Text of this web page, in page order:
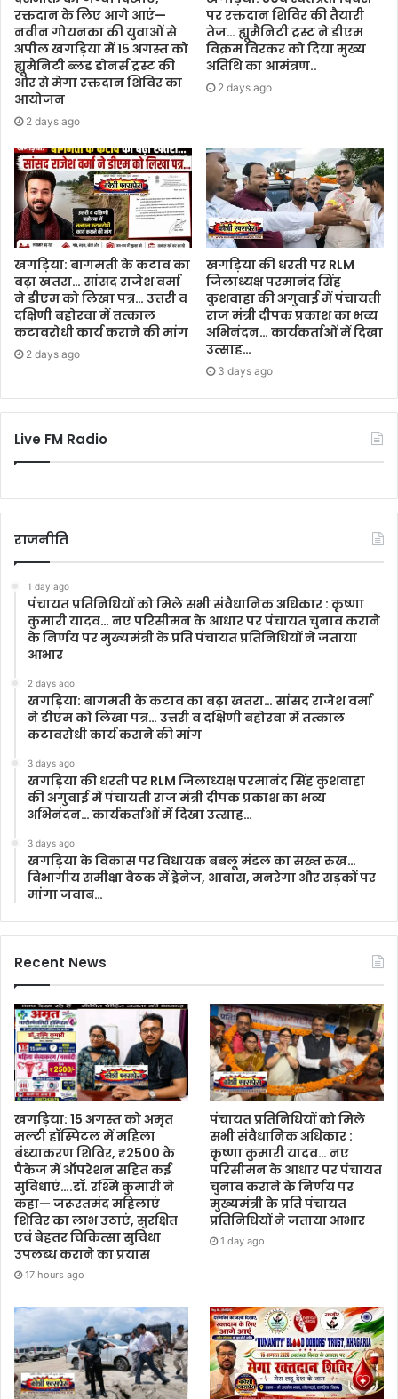
रक्तदान के लिए आगे आएं—
नवीन गोयनका की युवाओं से
अपील खगड़िया में 15 अगस्त को
ह्यूमैनिटी ब्लड डोनर्स ट्रस्ट की
ओर से मेगा रक्तदान शिविर का
आयोजन
2 days ago
पर रक्तदान शिविर की तैयारी
तेज… ह्यूमैनिटी ट्रस्ट ने डीएम
विक्रम विरकर को दिया मुख्य
अतिथि का आमंत्रण..
2 days ago
खगड़िया: बागमती के कटाव का
बढ़ा खतरा… सांसद राजेश वर्मा
ने डीएम को लिखा पत्र… उत्तरी व
दक्षिणी बहोरवा में तत्काल
कटावरोधी कार्य कराने की मांग
2 days ago
खगड़िया की धरती पर RLM
जिलाध्यक्ष परमानंद सिंह
कुशवाहा की अगुवाई में पंचायती
राज मंत्री दीपक प्रकाश का भव्य
अभिनंदन… कार्यकर्ताओं में दिखा
उत्साह…
3 days ago
Live FM Radio
राजनीति
1 day ago
पंचायत प्रतिनिधियों को मिले सभी संवैधानिक अधिकार : कृष्णा
कुमारी यादव… नए परिसीमन के आधार पर पंचायत चुनाव कराने
के निर्णय पर मुख्यमंत्री के प्रति पंचायत प्रतिनिधियों ने जताया
आभार
2 days ago
खगड़िया: बागमती के कटाव का बढ़ा खतरा… सांसद राजेश वर्मा
ने डीएम को लिखा पत्र… उत्तरी व दक्षिणी बहोरवा में तत्काल
कटावरोधी कार्य कराने की मांग
3 days ago
खगड़िया की धरती पर RLM जिलाध्यक्ष परमानंद सिंह कुशवाहा
की अगुवाई में पंचायती राज मंत्री दीपक प्रकाश का भव्य
अभिनंदन… कार्यकर्ताओं में दिखा उत्साह…
3 days ago
खगड़िया के विकास पर विधायक बबलू मंडल का सख्त रुख…
विभागीय समीक्षा बैठक में ड्रेनेज, आवास, मनरेगा और सड़कों पर
मांगा जवाब…
Recent News
खगड़िया: 15 अगस्त को अमृत
मल्टी हॉस्पिटल में महिला
बंध्याकरण शिविर, ₹2500 के
पैकेज में ऑपरेशन सहित कई
सुविधाएं….डॉ. रश्मि कुमारी ने
कहा— जरूरतमंद महिलाएं
शिविर का लाभ उठाएं, सुरक्षित
एवं बेहतर चिकित्सा सुविधा
उपलब्ध कराने का प्रयास
17 hours ago
पंचायत प्रतिनिधियों को मिले
सभी संवैधानिक अधिकार :
कृष्णा कुमारी यादव… नए
परिसीमन के आधार पर पंचायत
चुनाव कराने के निर्णय पर
मुख्यमंत्री के प्रति पंचायत
प्रतिनिधियों ने जताया आभार
1 day ago